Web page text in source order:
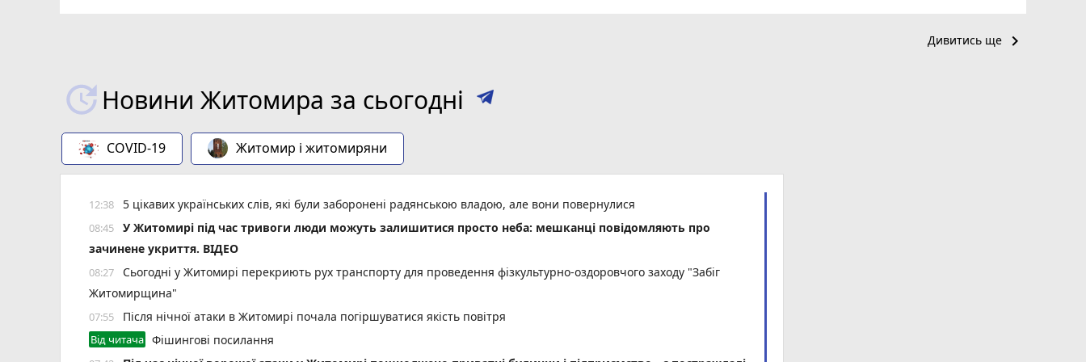
Дивитись ще keyboard_arrow_right
Новини Житомира за сьогодні
COVID-19 Житомир і житомиряни
12:38 5 цікавих українських слів, які були заборонені радянською владою, але вони повернулися
08:45
У Житомирі під час тривоги люди можуть залишитися просто неба: мешканці повідомляють про
зачинене укриття. ВІДЕО
08:27
Сьогодні у Житомирі перекриють рух транспорту для проведення фізкультурно-оздоровчого заходу "Забіг
Житомирщина"
07:55 Після нічної атаки в Житомирі почала погіршуватися якість повітря
Від читача Фішингові посилання